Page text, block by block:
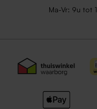
Lange envelop zilver
Ma-Vr: 9u tot